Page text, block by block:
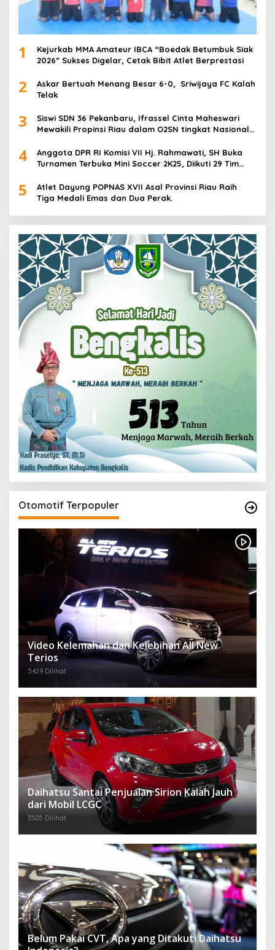
1
Kejurkab MMA Amateur IBCA “Boedak Betumbuk Siak
2026” Sukses Digelar, Cetak Bibit Atlet Berprestasi
2
Askar Bertuah Menang Besar 6-0, Sriwijaya FC Kalah
Telak
3
Siswi SDN 36 Pekanbaru, Ifrassel Cinta Maheswari
Mewakili Propinsi Riau dalam O2SN tingkat Nasional
4
Anggota DPR RI Komisi VII Hj. Rahmawati, SH Buka
Turnamen Terbuka Mini Soccer 2K25, Diikuti 29 Tim
5
Atlet Dayung POPNAS XVII Asal Provinsi Riau Raih
Tiga Medali Emas dan Dua Perak.
Otomotif Terpopuler
Video Kelemahan dan Kelebihan All New
Terios
5429 Dilihat
Daihatsu Santai Penjualan Sirion Kalah Jauh
dari Mobil LCGC
3505 Dilihat
Belum Pakai CVT, Apa yang Ditakuti Daihatsu